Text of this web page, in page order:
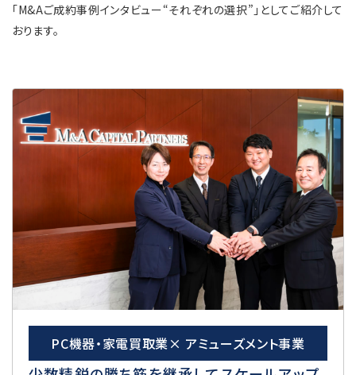
「M&Aご成約事例インタビュー“それぞれの選択”」としてご紹介して
おります。
PC機器・家電買取業× アミューズメント事業